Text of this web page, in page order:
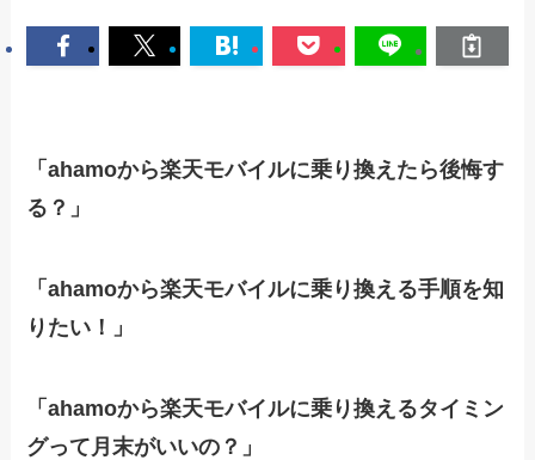
「ahamoから楽天モバイルに乗り換えたら後悔す
る？」
「ahamoから楽天モバイルに乗り換える手順を知
りたい！」
「ahamoから楽天モバイルに乗り換えるタイミン
グって月末がいいの？」